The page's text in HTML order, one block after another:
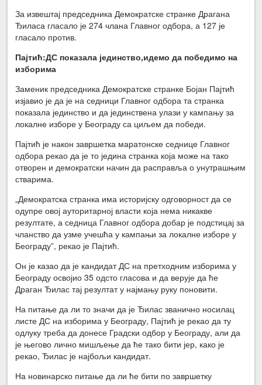
За извештај председника Демократске странке Драгана
Ђиласа гласало је 274 члана Главног одбора, а 127 је
гласало против.
Пајтић:ДС показала јединство,идемо да победимо на
изборима
Заменик председника Демократске странке Бојан Пајтић
изјавио је да је на седници Главног одбора та странка
показала јединство и да јединствена улази у кампању за
локалне изборе у Београду са циљем да победи.
Пајтић је након завршетка маратонске седнице Главног
одбора рекао да је то једина странка која може на тако
отворен и демократски начин да расправља о унутрашњим
стварима.
„Демократска странка има историјску одговорност да се
одупре овој ауторитарној власти која нема никакве
резултате, а седница Главног одбора добар је подстицај за
чланство да узме учешћа у кампањи за локалне изборе у
Београду”, рекао је Пајтић.
Он је казао да је кандидат ДС на претходним изборима у
Београду освојио 35 одсто гласова и да верује да ће
Драган Ђилас тај резултат у најмању руку поновити.
На питање да ли то значи да је Ђилас званично носилац
листе ДС на изборима у Београду, Пајтић је рекао да ту
одлуку треба да донесе Градски одбор у Београду, али да
је његово лично мишљење да ће тако бити јер, како је
рекао, Ђилас је најбољи кандидат.
На новинарско питање да ли ће бити по завршетку